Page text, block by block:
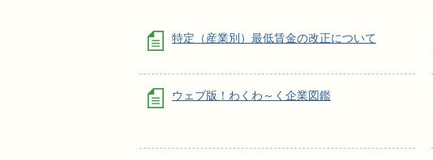
特定（産業別）最低賃金の改正について
ウェブ版！わくわ～く企業図鑑